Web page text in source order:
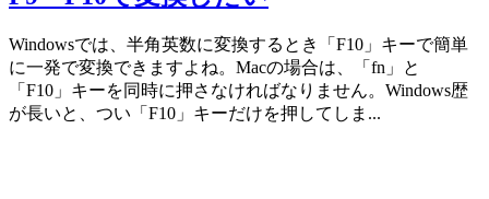
Windowsでは、半角英数に変換するとき「F10」キーで簡単
に一発で変換できますよね。Macの場合は、「fn」と
「F10」キーを同時に押さなければなりません。Windows歴
が長いと、つい「F10」キーだけを押してしま...